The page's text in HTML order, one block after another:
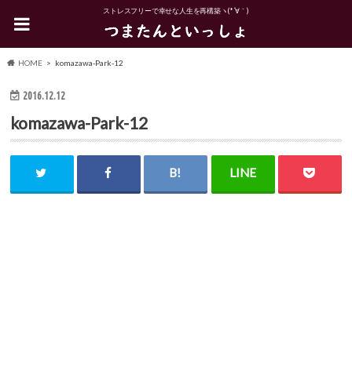
ストレスフリーで幸せな人生を再構築ヽ(*´∀｀)
HOME komazawa-Park-12
2016.12.12
komazawa-Park-12